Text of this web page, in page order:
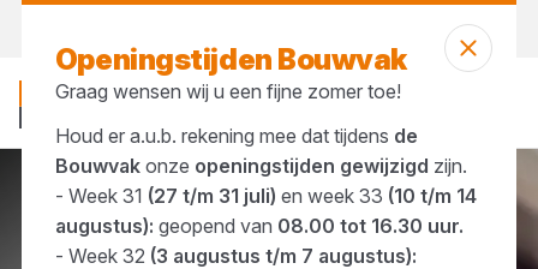
Merken Kip
Openingstijden Bouwvak
Graag wensen wij u een fijne zomer toe!
Houd er a.u.b. rekening mee dat tijdens de
Bouwvakonze openingstijden gewijzigd zijn.
- Week 31 (27 t/m 31 juli) en week 33 (10 t/m 14
augustus): geopend van 08.00 tot 16.30 uur.
- Week 32 (3 augustus t/m 7 augustus):